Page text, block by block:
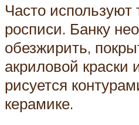
Часто используют
росписи. Банку
обезжирить,
акриловой краски
рисуется
керамике.